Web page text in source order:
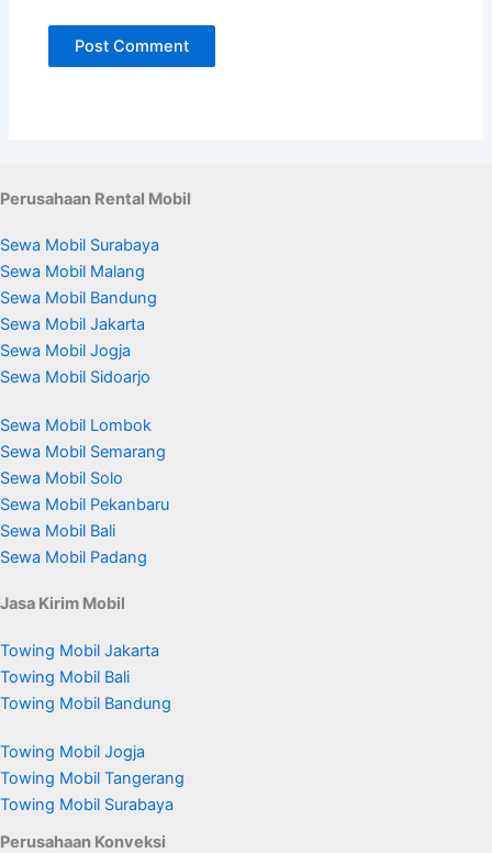
Perusahaan Rental Mobil
Sewa Mobil Surabaya
Sewa Mobil Malang
Sewa Mobil Bandung
Sewa Mobil Jakarta
Sewa Mobil Jogja
Sewa Mobil Sidoarjo
Sewa Mobil Lombok
Sewa Mobil Semarang
Sewa Mobil Solo
Sewa Mobil Pekanbaru
Sewa Mobil Bali
Sewa Mobil Padang
Jasa Kirim Mobil
Towing Mobil Jakarta
Towing Mobil Bali
Towing Mobil Bandung
Towing Mobil Jogja
Towing Mobil Tangerang
Towing Mobil Surabaya
Perusahaan Konveksi